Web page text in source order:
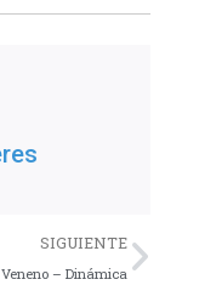
SIGUIENTE
Veneno – Dinámica